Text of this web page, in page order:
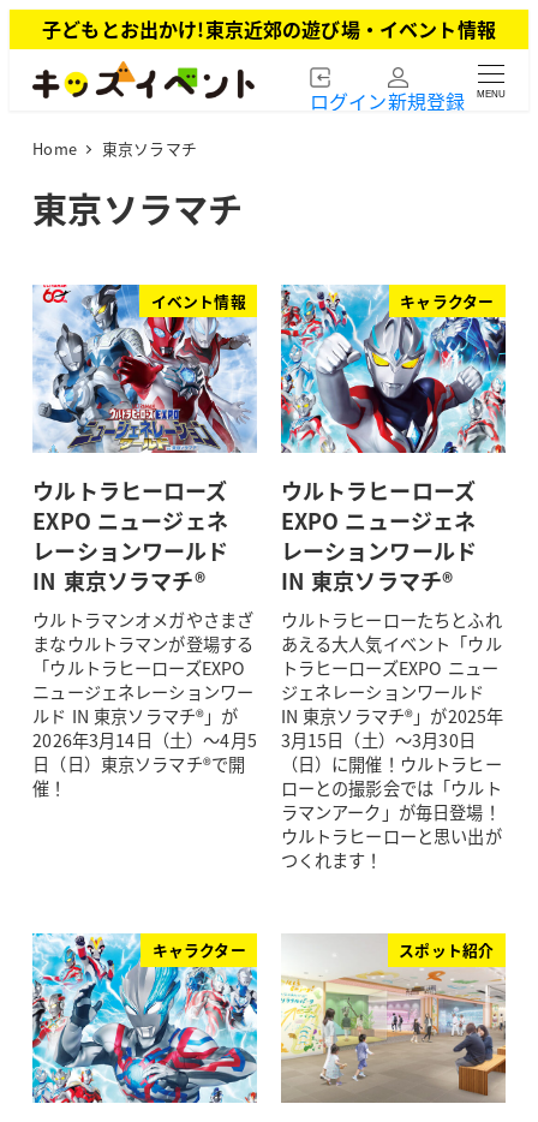
イ
子どもとお出かけ!東京近郊の遊び場・イベント情報
ログイン新規登録 MENU
Home 東京ソラマチ
東京ソラマチ
イベント情報
ウルトラヒーローズ
EXPO ニュージェネ
レーションワールド
IN 東京ソラマチ®
ウルトラマンオメガやさまざ
まなウルトラマンが登場する
「ウルトラヒーローズEXPO
ニュージェネレーションワー
ルド IN 東京ソラマチ®」が
2026年3月14日（土）～4月5
日（日）東京ソラマチ®で開
催！
キャラクター
ウルトラヒーローズ
EXPO ニュージェネ
レーションワールド
IN 東京ソラマチ®
ウルトラヒーローたちとふれ
あえる大人気イベント「ウル
トラヒーローズEXPO ニュー
ジェネレーションワールド
IN 東京ソラマチ®」が2025年
3月15日（土）～3月30日
（日）に開催！ウルトラヒー
ローとの撮影会では「ウルト
ラマンアーク」が毎日登場！
ウルトラヒーローと思い出が
つくれます！
キャラクター スポット紹介